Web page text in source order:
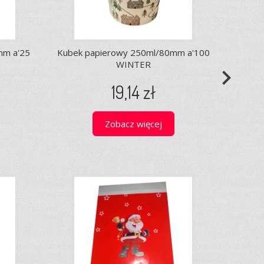
a'25
Kubek papierowy 250ml/80mm a'100
WINTER
19,14 zł
Zobacz więcej
navigate_next